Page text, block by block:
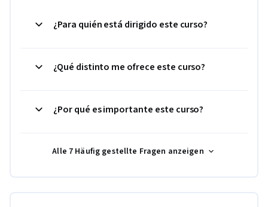
¿Para quién está dirigido este curso?
¿Qué distinto me ofrece este curso?
¿Por qué es importante este curso?
Alle 7 Häufig gestellte Fragen anzeigen